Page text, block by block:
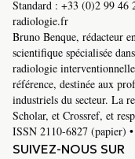
Standard : +33 (0)2 99 46
radiologie.fr
Bruno Benque, rédacteur
scientifique spécialisée
radiologie
référence, destinée aux
industriels du secteur. La
Scholar, et Crossref, et
ISSN 2110-6827 (papier)
SUIVEZ-NOUS SUR